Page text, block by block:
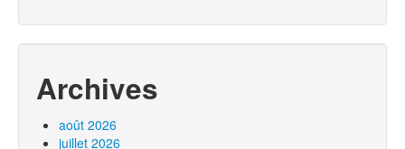
Archives
août 2026
juillet 2026